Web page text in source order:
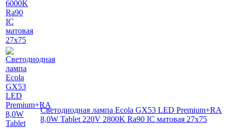
Светодиодная лампа Ecola GX53 LED Premium+RA
8,0W Tablet 220V 2800K Ra90 IC матовая 27x75